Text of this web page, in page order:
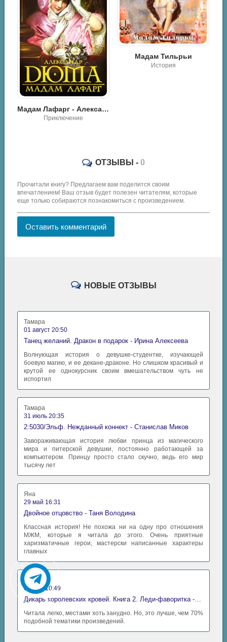
Мадам Тильрьи
История Роман, проза
ОТЗЫВЫ - 0
Прочитали книгу? Предлагаем вам поделится своим
впечатлением! Ваш отзыв будет полезен читателям, которые
еще только собираются познакомиться с произведением.
Оставить комментарий
НОВЫЕ ОТЗЫВЫ
Тамара
01 август 20:50
Танец желаний. Дракон в подарок - Ирина Алексеева
Волнующая история о девушке-студентке, изучающей
боевую магию, и ее декане-драконе. Но слишком красивый и
крутой ее однокурсник своим вмешательством чуть не
испортил
Тамара
31 июль 20:35
2:5030/Эльф. Нежданный коннект - Станислав Миков
Завораживающая история любви принца из магического
мира и питерской девушки, постоянно работающей за
компьютером. Принцу просто стало скучно, ведь его мир
тысячу лет
Яна
29 май 16:31
Двойное отцовство - Таня Володина
Классная история! Не похожа ни на одну про отношения
МЖМ, которые я читала до этого. Очень приятные
харизматичные герои, мастерски написанные характеры
главных
Аида
06 май 10:49
Читала легко, местами хоть занудно. Но, это лучше, чем 70%
подобной тематики произведений.